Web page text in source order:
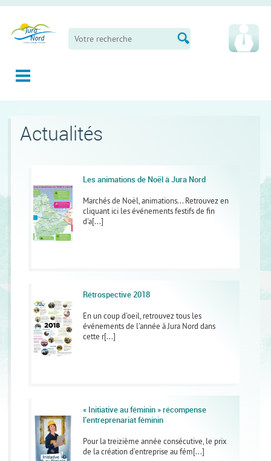
Actualités
Les animations de Noël à Jura Nord
Marchés de Noël, animations... Retrouvez en
cliquant ici les événements festifs de fin
d'a[...]
Rétrospective 2018
En un coup d'oeil, retrouvez tous les
événements de l'année à Jura Nord dans
cette r[...]
« Initiative au féminin » récompense
l’entreprenariat féminin
Pour la treizième année consécutive, le prix
de la création d’entreprise au fém[...]
Panneau de gestion des cookies